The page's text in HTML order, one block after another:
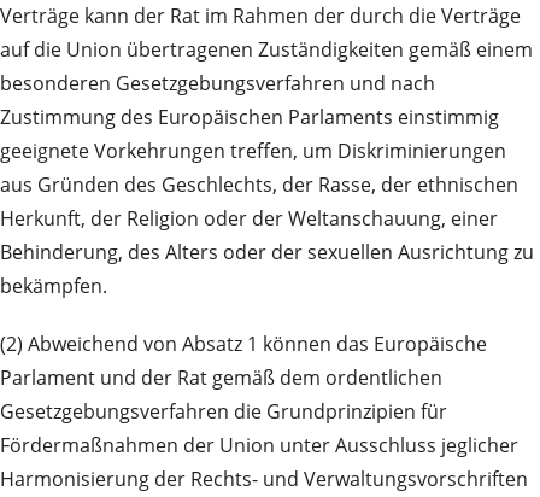
Verträge kann der Rat im Rahmen der durch die Verträge
auf die Union übertragenen Zuständigkeiten gemäß einem
besonderen Gesetzgebungsverfahren und nach
Zustimmung des Europäischen Parlaments einstimmig
geeignete Vorkehrungen treffen, um Diskriminierungen
aus Gründen des Geschlechts, der Rasse, der ethnischen
Herkunft, der Religion oder der Weltanschauung, einer
Behinderung, des Alters oder der sexuellen Ausrichtung zu
bekämpfen.
(2) Abweichend von Absatz 1 können das Europäische
Parlament und der Rat gemäß dem ordentlichen
Gesetzgebungsverfahren die Grundprinzipien für
Fördermaßnahmen der Union unter Ausschluss jeglicher
Harmonisierung der Rechts- und Verwaltungsvorschriften